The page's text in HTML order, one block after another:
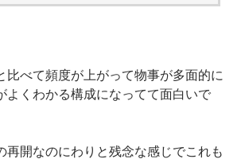
比べて頻度が上がって物事が多面的に
よくわかる構成になってて面白いで
再開なのにわりと残念な感じでこれも